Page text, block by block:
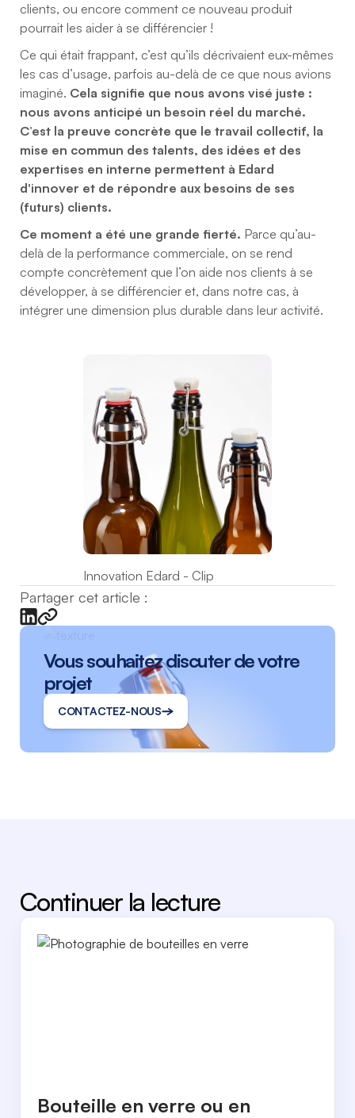
clients, ou encore comment ce nouveau produit
pourrait les aider à se différencier !
Ce qui était frappant, c’est qu’ils décrivaient eux-mêmes
les cas d’usage, parfois au-delà de ce que nous avions
imaginé. Cela signifie que nous avons visé juste :
nous avons anticipé un besoin réel du marché.
C’est la preuve concrète que le travail collectif, la
mise en commun des talents, des idées et des
expertises en interne permettent à Edard
d'innover et de répondre aux besoins de ses
(futurs) clients.
Ce moment a été une grande fierté. Parce qu’au-
delà de la performance commerciale, on se rend
compte concrètement que l’on aide nos clients à se
développer, à se différencier et, dans notre cas, à
intégrer une dimension plus durable dans leur activité.
Innovation Edard - Clip
Partager cet article :
Vous souhaitez discuter de votre
projet
CONTACTEZ-NOUS
Continuer la lecture
Bouteille en verre ou en